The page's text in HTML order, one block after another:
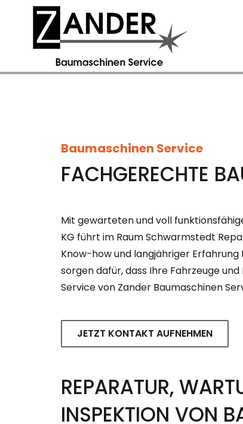
Baumaschinen Service
FACHGERECHTE
Mit gewarteten und voll
KG führt im Raum Schwarmstedt
Know-how und langjähriger
sorgen dafür, dass Ihre Fahrzeuge
Service von Zander Baumaschinen
JETZT KONTAKT AUFNEHMEN
REPARATUR,
INSPEKTION VON